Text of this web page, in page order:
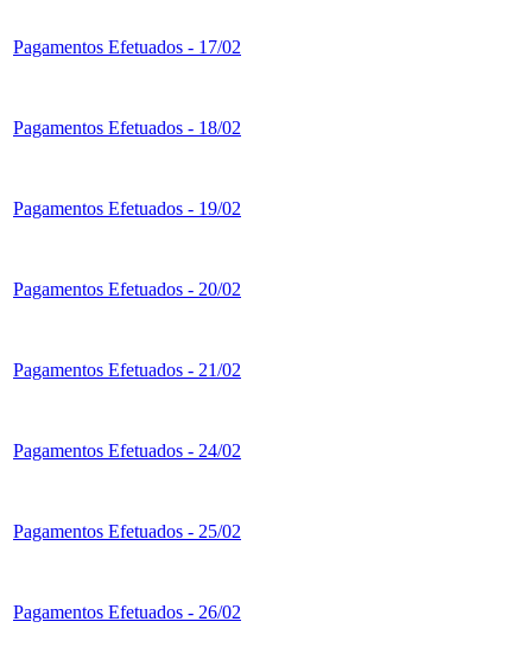
Pagamentos Efetuados - 17/02
Pagamentos Efetuados - 18/02
Pagamentos Efetuados - 19/02
Pagamentos Efetuados - 20/02
Pagamentos Efetuados - 21/02
Pagamentos Efetuados - 24/02
Pagamentos Efetuados - 25/02
Pagamentos Efetuados - 26/02